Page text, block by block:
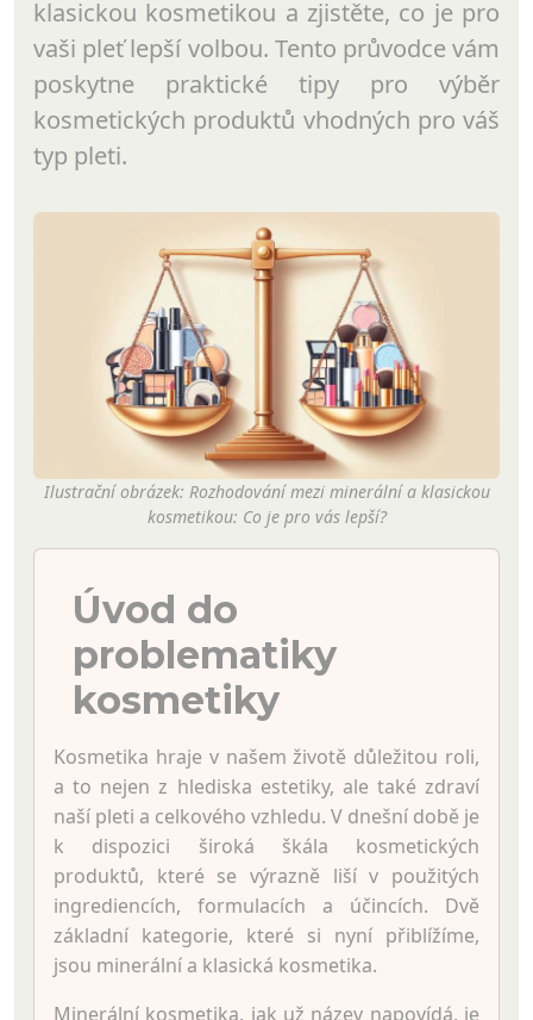
klasickou kosmetikou a zjistěte, co je pro
vaši pleť lepší volbou. Tento průvodce vám
poskytne praktické tipy pro výběr
kosmetických produktů vhodných pro váš
typ pleti.
Ilustrační obrázek: Rozhodování mezi minerální a klasickou
kosmetikou: Co je pro vás lepší?
Úvod do
problematiky
kosmetiky
Kosmetika hraje v našem životě důležitou roli,
a to nejen z hlediska estetiky, ale také zdraví
naší pleti a celkového vzhledu. V dnešní době je
k dispozici široká škála kosmetických
produktů, které se výrazně liší v použitých
ingrediencích, formulacích a účincích. Dvě
základní kategorie, které si nyní přiblížíme,
jsou minerální a klasická kosmetika.
Minerální kosmetika, jak už název napovídá, je